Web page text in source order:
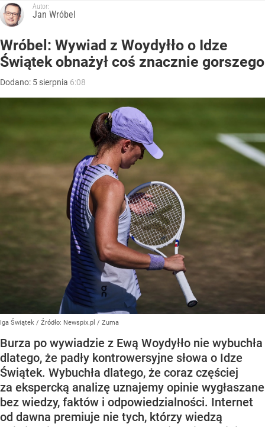
Autor:
Jan Wróbel
Wróbel: Wywiad z Woydyłło o Idze
Świątek obnażył coś znacznie gorszego
Dodano: 5 sierpnia 6:08
Iga Świątek / Źródło: Newspix.pl / Zuma
Burza po wywiadzie z Ewą Woydyłło nie wybuchła
dlatego, że padły kontrowersyjne słowa o Idze
Świątek. Wybuchła dlatego, że coraz częściej
za ekspercką analizę uznajemy opinie wygłaszane
bez wiedzy, faktów i odpowiedzialności. Internet
od dawna premiuje nie tych, którzy wiedzą